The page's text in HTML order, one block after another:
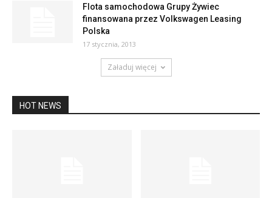
Flota samochodowa Grupy Żywiec
finansowana przez Volkswagen Leasing
Polska
17 stycznia, 2013
Załaduj więcej
HOT NEWS